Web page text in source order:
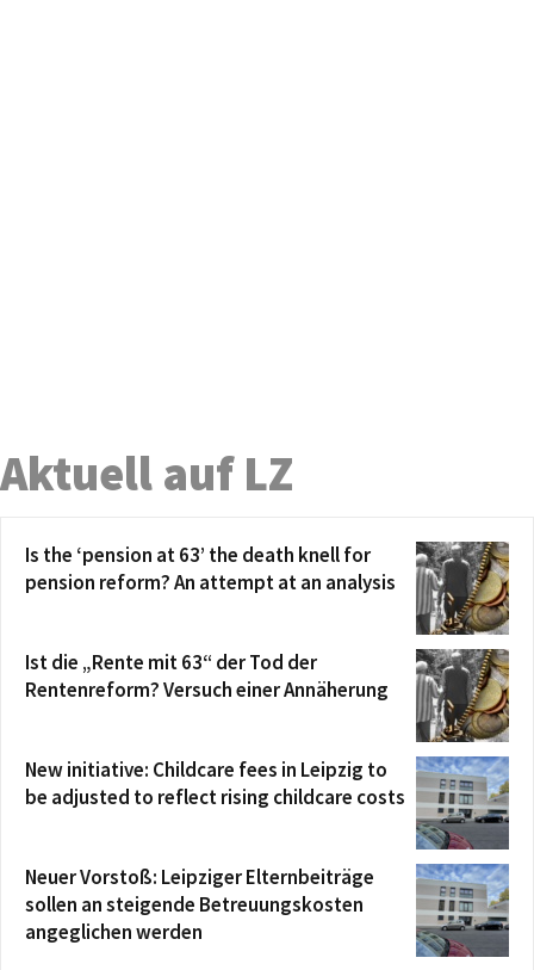
Aktuell auf LZ
Is the ‘pension at 63’ the death knell for
pension reform? An attempt at an analysis
Ist die „Rente mit 63“ der Tod der
Rentenreform? Versuch einer Annäherung
New initiative: Childcare fees in Leipzig to
be adjusted to reflect rising childcare costs
Neuer Vorstoß: Leipziger Elternbeiträge
sollen an steigende Betreuungskosten
angeglichen werden